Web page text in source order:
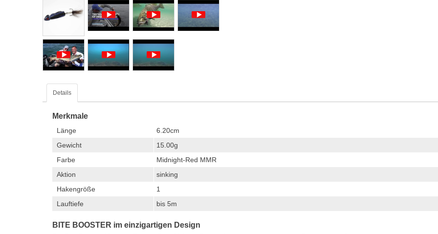
Details
Merkmale
Länge
6.20cm
Gewicht
15.00g
Farbe
Midnight-Red MMR
Aktion
sinking
Hakengröße
1
Lauftiefe
bis 5m
BITE BOOSTER im einzigartigen Design